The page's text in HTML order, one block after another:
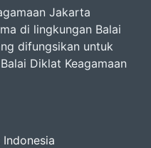
Jakarta
di lingkungan Balai
difungsikan untuk
Diklat Keagamaan